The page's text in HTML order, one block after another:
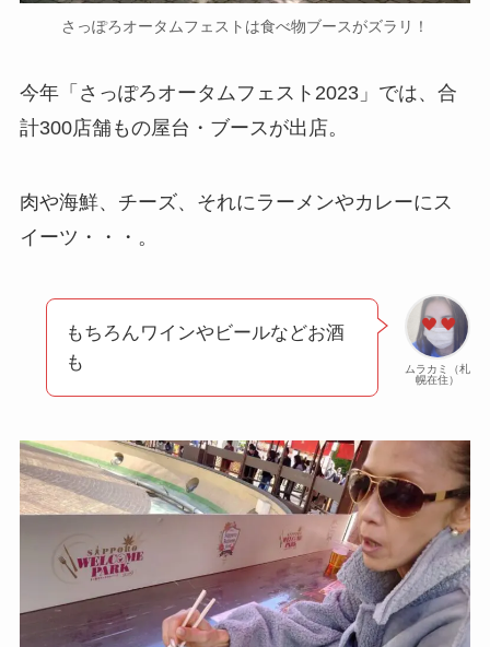
さっぽろオータムフェストは食べ物ブースがズラリ！
今年「さっぽろオータムフェスト2023」では、合
計300店舗もの屋台・ブースが出店。
肉や海鮮、チーズ、それにラーメンやカレーにス
イーツ・・・。
ムラカミ（札
幌在住）
もちろんワインやビールなどお酒
も